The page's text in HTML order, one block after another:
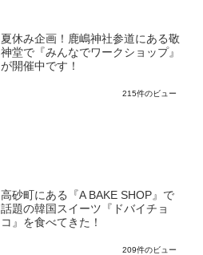
夏休み企画！鹿嶋神社参道にある敬
神堂で『みんなでワークショップ』
が開催中です！
215件のビュー
高砂町にある『A BAKE SHOP』で
話題の韓国スイーツ『ドバイチョ
コ』を食べてきた！
209件のビュー